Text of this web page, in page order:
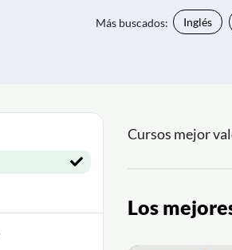
Más buscados: Inglés
Cursos mejor
Los